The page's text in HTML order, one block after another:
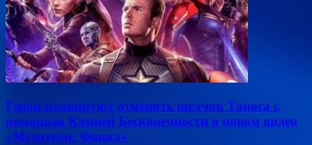
Герои планируют отменить щелчок Таноса с
помощью Камней Бесконечности в новом видео
«Мстители: Финал»